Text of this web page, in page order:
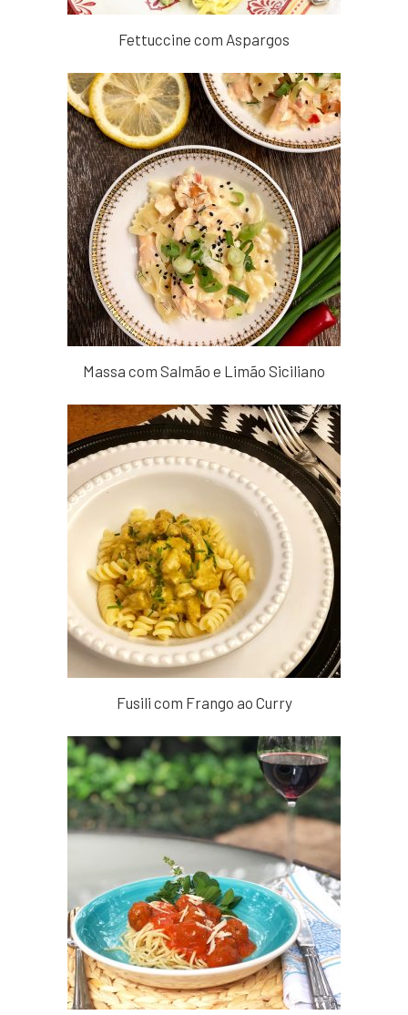
Fettuccine com Aspargos
Massa com Salmão e Limão Siciliano
Fusili com Frango ao Curry